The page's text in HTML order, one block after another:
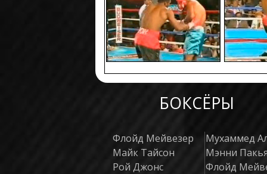
БОКСЁРЫ
Флойд Мейвезер
Майк Тайсон
Рой Джонс
Мухаммед
Мэнни
Флойд